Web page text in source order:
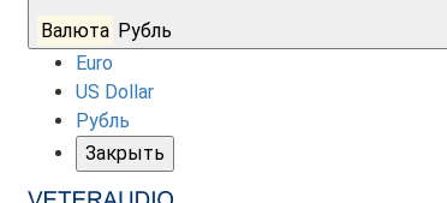
Валюта Рубль
Euro
US Dollar
Рубль
Закрыть